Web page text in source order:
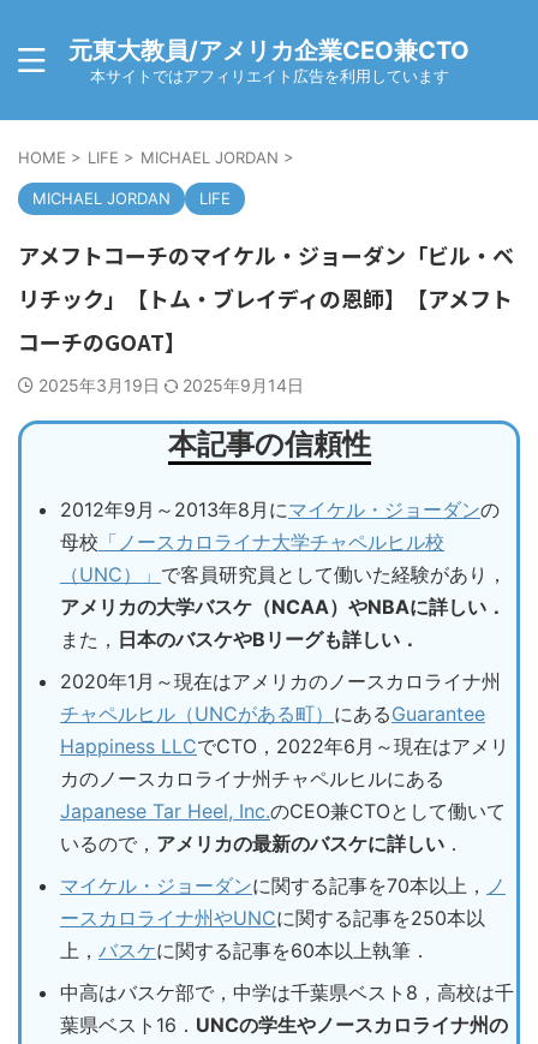
元東大教員/アメリカ企業CEO兼CTO
本サイトではアフィリエイト広告を利用しています
HOME > LIFE > MICHAEL JORDAN >
MICHAEL JORDAN LIFE
アメフトコーチのマイケル・ジョーダン「ビル・ベ
リチック」【トム・ブレイディの恩師】【アメフト
コーチのGOAT】
2025年3月19日 2025年9月14日
本記事の信頼性
2012年9月～2013年8月にマイケル・ジョーダンの
母校 「ノースカロライナ大学チャペルヒル校
（UNC）」 で客員研究員として働いた経験があり，
アメリカの大学バスケ（NCAA）やNBAに詳しい．
また， 日本のバスケやBリーグも詳しい．
2020年1月～現在はアメリカのノースカロライナ州
チャペルヒル（UNCがある町） にあるGuarantee
Happiness LLCでCTO，2022年6月～現在はアメリ
カのノースカロライナ州チャペルヒルにある
Japanese Tar Heel, Inc.のCEO兼CTOとして働いて
いるので， アメリカの最新のバスケに詳しい ．
マイケル・ジョーダンに関する記事を70本以上， ノ
ースカロライナ州やUNCに関する記事を250本以
上， バスケに関する記事を60本以上執筆．
中高はバスケ部で，中学は千葉県ベスト8，高校は千
葉県ベスト16． UNCの学生やノースカロライナ州の